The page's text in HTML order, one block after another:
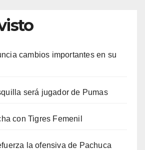
cambios importantes en su
será jugador de Pumas
con Tigres Femenil
la ofensiva de Pachuca